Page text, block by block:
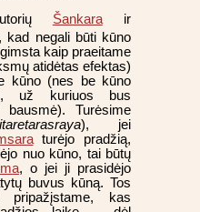
Šankarair
kad negali būti kūno
kaip praeitame
atidėtas efektas)
kūno (nes be kūno
už kuriuos bus
Turėsime
itaretarasraya), jei
turėjo pradžią,
nuo kūno, tai būtų
, o jei ji prasidėjo
buvus kūną. Tos
kas